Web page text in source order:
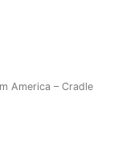
America – Cradle